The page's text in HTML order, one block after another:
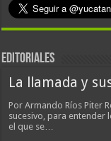
EDITORIALES
La llamada y
Por Armando Ríos Piter
sucesivo, para entender
el que se…